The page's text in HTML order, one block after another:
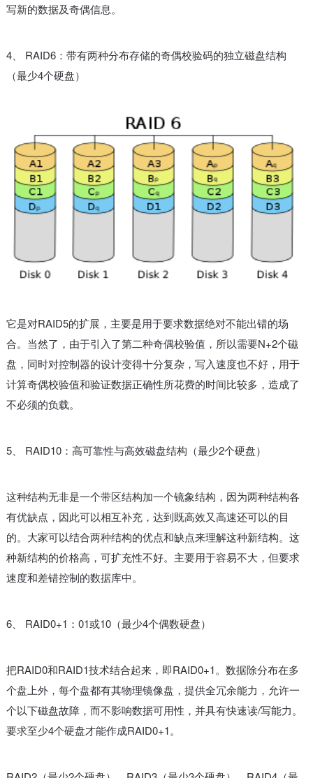
写新的数据及奇偶信息。
4、 RAID6：带有两种分布存储的奇偶校验码的独立磁盘结构
（最少4个硬盘）
它是对RAID5的扩展，主要是用于要求数据绝对不能出错的场
合。当然了，由于引入了第二种奇偶校验值，所以需要N+2个磁
盘，同时对控制器的设计变得十分复杂，写入速度也不好，用于
计算奇偶校验值和验证数据正确性所花费的时间比较多，造成了
不必须的负载。
5、 RAID10：高可靠性与高效磁盘结构（最少2个硬盘）
这种结构无非是一个带区结构加一个镜象结构，因为两种结构各
有优缺点，因此可以相互补充，达到既高效又高速还可以的目
的。大家可以结合两种结构的优点和缺点来理解这种新结构。这
种新结构的价格高，可扩充性不好。主要用于容易不大，但要求
速度和差错控制的数据库中。
6、 RAID0+1：01或10（最少4个偶数硬盘）
把RAID0和RAID1技术结合起来，即RAID0+1。数据除分布在多
个盘上外，每个盘都有其物理镜像盘，提供全冗余能力，允许一
个以下磁盘故障，而不影响数据可用性，并具有快速读/写能力。
要求至少4个硬盘才能作成RAID0+1。